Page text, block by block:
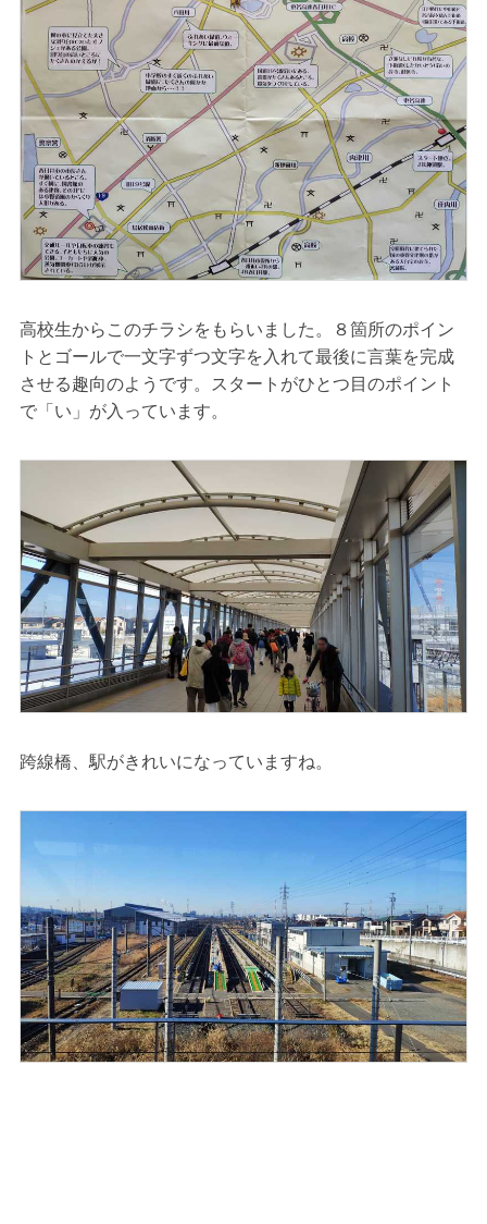
高校生からこのチラシをもらいました。８箇所のポイン
トとゴールで一文字ずつ文字を入れて最後に言葉を完成
させる趣向のようです。スタートがひとつ目のポイント
で「い」が入っています。
跨線橋、駅がきれいになっていますね。